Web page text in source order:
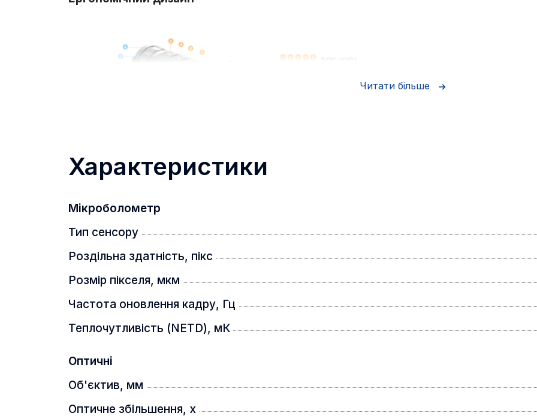
Серія Tracer має міцний, але легкий корпус. Ідеально лежить в руці користувача.
Високочутливий датчик теплового зображення
деталей, навіть коли тепловий контраст навколишнього середовища низький - під
Читати більше
Характеристики
Мікроболометр
Тип сенсору
Роздільна здатність, пікс
Розмір пікселя, мкм
Частота оновлення кадру, Гц
Теплочутливість (NETD), мК
Оптичні
Об'єктив, мм
Оптичне збільшення, x